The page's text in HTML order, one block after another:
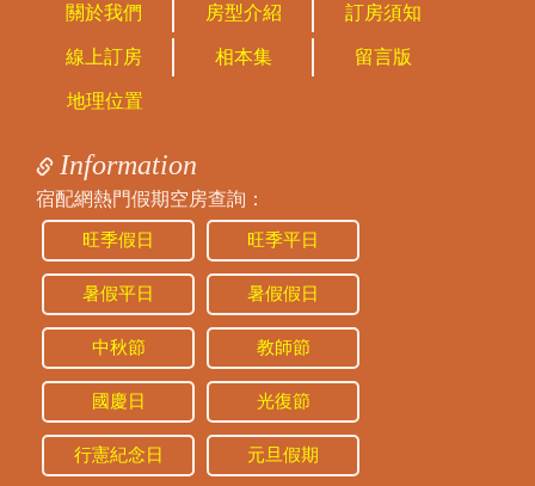
關於我們 房型介紹 訂房須知
線上訂房 相本集 留言版
地理位置
Information
宿配網熱門假期空房查詢：
旺季假日 旺季平日
暑假平日 暑假假日
中秋節 教師節
國慶日 光復節
行憲紀念日 元旦假期